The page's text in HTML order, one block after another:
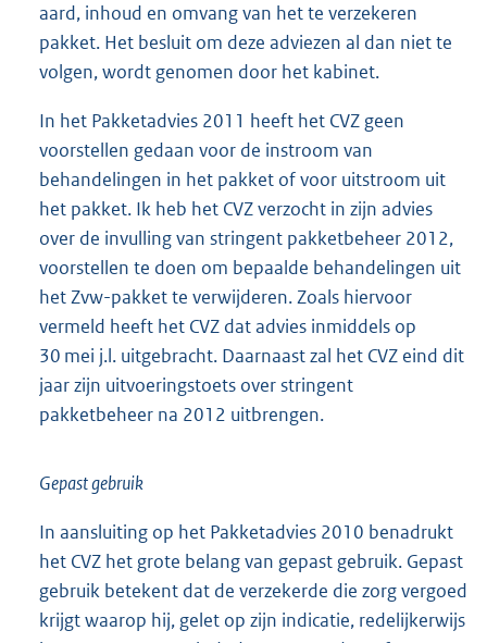
aard, inhoud en omvang van het te verzekeren
pakket. Het besluit om deze adviezen al dan niet te
volgen, wordt genomen door het kabinet.
In het Pakketadvies 2011 heeft het CVZ geen
voorstellen gedaan voor de instroom van
behandelingen in het pakket of voor uitstroom uit
het pakket. Ik heb het CVZ verzocht in zijn advies
over de invulling van stringent pakketbeheer 2012,
voorstellen te doen om bepaalde behandelingen uit
het Zvw-pakket te verwijderen. Zoals hiervoor
vermeld heeft het CVZ dat advies inmiddels op
30 mei j.l. uitgebracht. Daarnaast zal het CVZ eind dit
jaar zijn uitvoeringstoets over stringent
pakketbeheer na 2012 uitbrengen.
Gepast gebruik
In aansluiting op het Pakketadvies 2010 benadrukt
het CVZ het grote belang van gepast gebruik. Gepast
gebruik betekent dat de verzekerde die zorg vergoed
krijgt waarop hij, gelet op zijn indicatie, redelijkerwijs